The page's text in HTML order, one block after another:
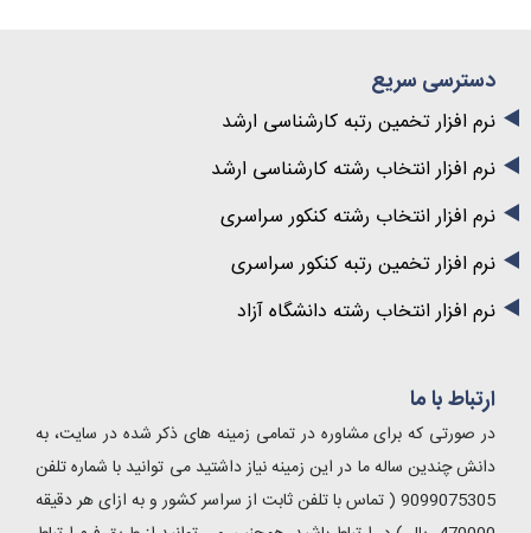
دسترسی سریع
نرم افزار تخمین رتبه کارشناسی ارشد
نرم افزار انتخاب رشته کارشناسی ارشد
نرم افزار انتخاب رشته کنکور سراسری
نرم افزار تخمین رتبه کنکور سراسری
نرم افزار انتخاب رشته دانشگاه آزاد
ارتباط با ما
در صورتی که برای مشاوره در تمامی زمینه های ذکر شده در سایت، به
دانش چندین ساله ما در این زمینه نیاز داشتید می توانید با شماره تلفن
9099075305 ( تماس با تلفن ثابت از سراسر کشور و به ازای هر دقیقه